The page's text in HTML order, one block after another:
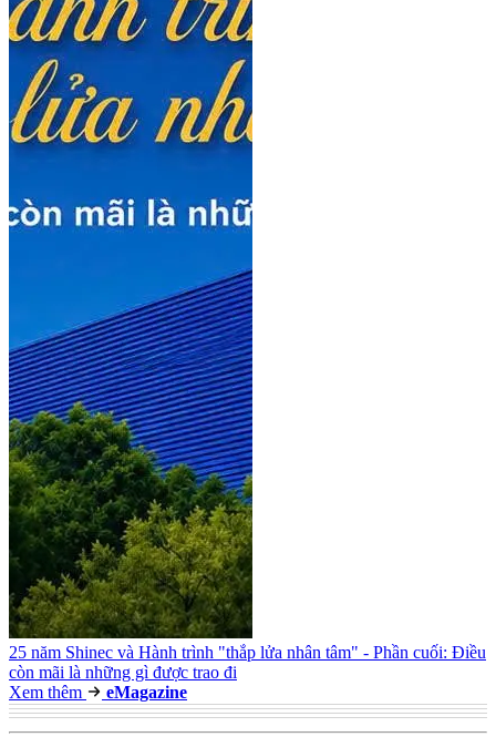
25 năm Shinec và Hành trình "thắp lửa nhân tâm" - Phần cuối: Điều
còn mãi là những gì được trao đi
Xem thêm
eMagazine